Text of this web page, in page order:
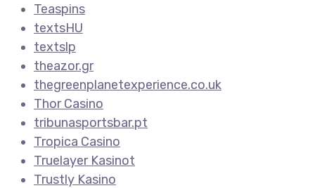
Teaspins
textsHU
textslp
theazor.gr
thegreenplanetexperience.co.uk
Thor Casino
tribunasportsbar.pt
Tropica Casino
Truelayer Kasinot
Trustly Kasino